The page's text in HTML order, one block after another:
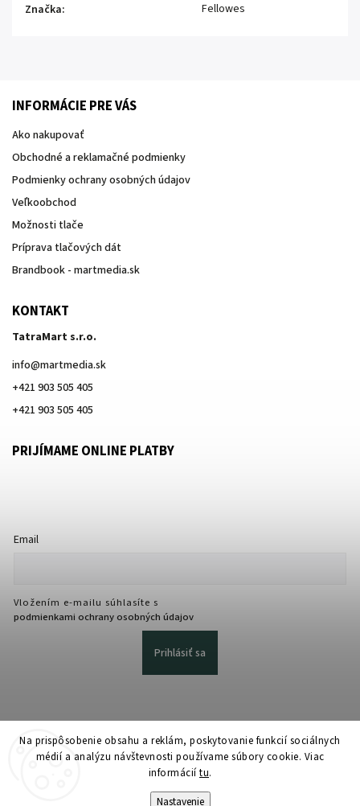
Na prispôsobenie obsahu a reklám, poskytovanie funkcií sociálnych
médií a analýzu návštevnosti používame súbory cookie. Viac
informáciítu.
Nastavenie
Značka: Fellowes
INFORMÁCIE PRE VÁS
Ako nakupovať
Obchodné a reklamačné podmienky
Podmienky ochrany osobných údajov
Veľkoobchod
Možnosti tlače
Príprava tlačových dát
Brandbook - martmedia.sk
KONTAKT
TatraMart s.r.o.
info@martmedia.sk
+421 903 505 405
+421 903 505 405
PRIJÍMAME ONLINE PLATBY
Email
Vložením e-mailu súhlasíte s
podmienkami ochrany osobných údajov
Prihlásiť sa
Upraviť nastavenie cookies